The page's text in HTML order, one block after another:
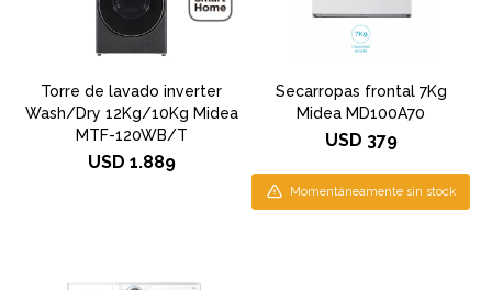
Torre de lavado inverter
Wash/Dry 12Kg/10Kg Midea
MTF-120WB/T
USD 1.889
Secarropas frontal 7Kg
Midea MD100A70
USD 379
Momentáneamente sin stock